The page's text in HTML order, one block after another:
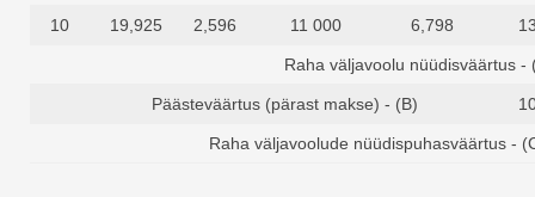
10 19,925 2,596 11 000 6,798
Raha väljavoolu nüüdisväärtus -
Päästeväärtus (pärast makse) - (B)
Raha väljavoolude nüüdispuhasväärtus -